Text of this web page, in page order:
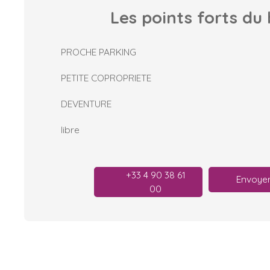
Les points forts du
PROCHE PARKING
PETITE COPROPRIETE
DEVENTURE
libre
+33 4 90 38 61
00